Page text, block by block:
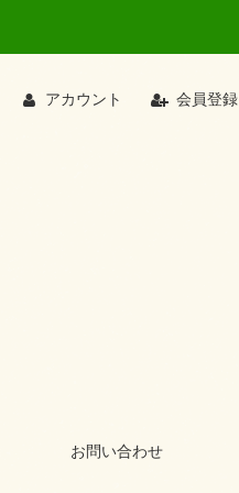
アカウント 会員登録
お問い合わせ